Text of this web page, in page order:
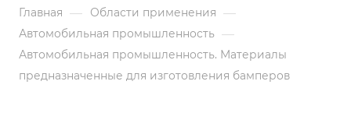
Главная — Области применения —
Автомобильная промышленность —
Автомобильная промышленность. Материалы
предназначенные для изготовления бамперов